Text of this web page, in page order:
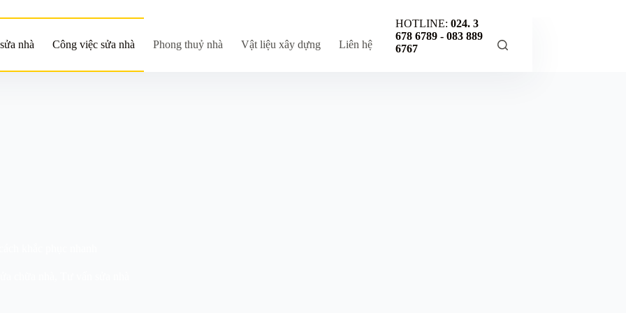
nhà Công việc sửa nhà Phong thuỷ nhà Vật liệu xây dựng Liên hệ
HOTLINE:024. 3
678 6789 -083 889
6767